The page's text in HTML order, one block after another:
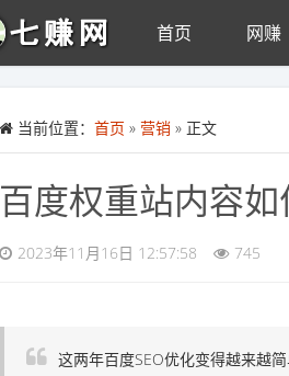
首页 网赚
当前位置： 首页 » 营销 » 正文
百度权重站内容
2023年11月16日 12:57:58 745
这两年百度SEO优化变得越来越